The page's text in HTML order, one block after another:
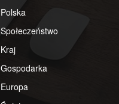
Polska
Społeczeństwo
Kraj
Gospodarka
Europa